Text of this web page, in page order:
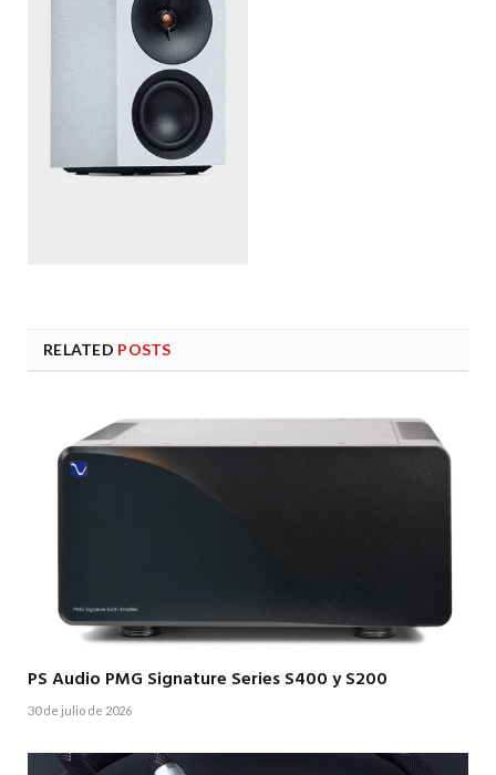
RELATED POSTS
PS Audio PMG Signature Series S400 y S200
30 de julio de 2026